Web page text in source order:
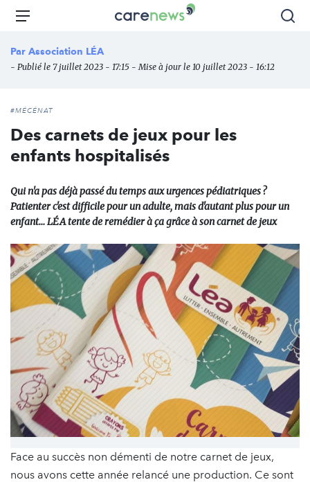
Aller
principal
Carenews,
des
Menu
Par Association LÉA
- Publié le 7 juillet 2023 - 17:15 - Mise à jour le 10 juillet 2023 - 16:12
#MÉCÉNAT
Des carnets de jeux pour les
enfants hospitalisés
Qui n'a pas déjà passé du temps aux urgences pédiatriques ?
Patienter c'est difficile pour un adulte, mais d'autant plus pour un
enfant… LÉA tente de remédier à ça grâce à son carnet de jeux
Face au succès non démenti de notre carnet de jeux,
nous avons cette année relancé une production. Ce sont